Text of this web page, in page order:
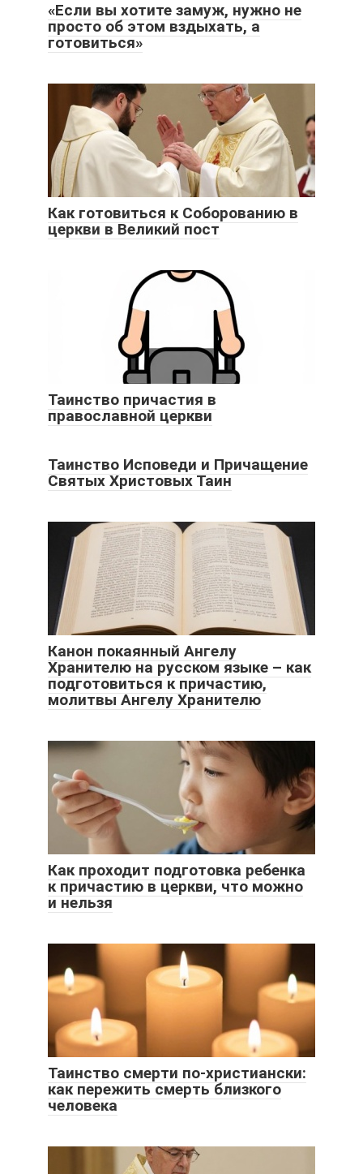
«Если вы хотите замуж, нужно не
просто об этом вздыхать, а
готовиться»
Как готовиться к Соборованию в
церкви в Великий пост
Таинство причастия в
православной церкви
Таинство Исповеди и Причащение
Святых Христовых Таин
Канон покаянный Ангелу
Хранителю на русском языке – как
подготовиться к причастию,
молитвы Ангелу Хранителю
Как проходит подготовка ребенка
к причастию в церкви, что можно
и нельзя
Таинство смерти по-христиански:
как пережить смерть близкого
человека